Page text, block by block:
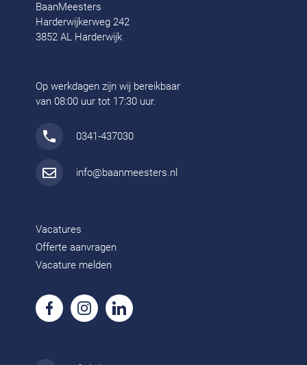
BaanMeesters
Harderwijkerweg 242
3852 AL Harderwijk
Op werkdagen zijn wij bereikbaar
van 08:00 uur tot 17:30 uur.
0341-437030
info@baanmeesters.nl
Vacatures
Offerte aanvragen
Vacature melden